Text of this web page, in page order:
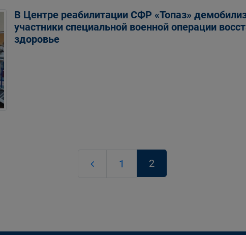
В Центре реабилитации СФР «Топаз»
участники специальной военной операции
здоровье
1 2